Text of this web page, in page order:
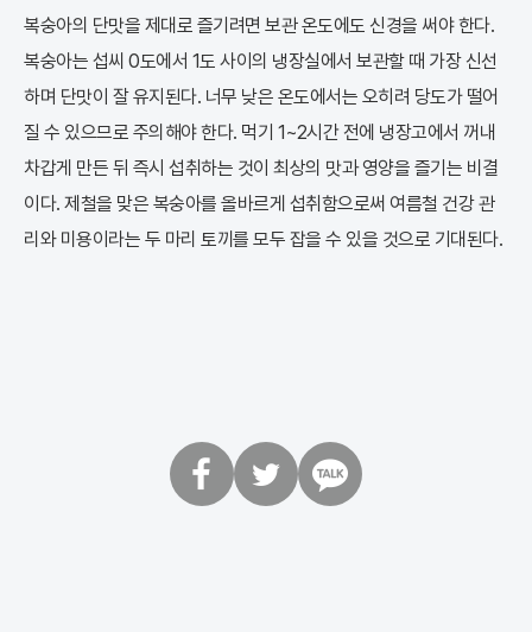
복숭아의 단맛을 제대로 즐기려면 보관 온도에도 신경을 써야 한다.
복숭아는 섭씨 0도에서 1도 사이의 냉장실에서 보관할 때 가장 신선
하며 단맛이 잘 유지된다. 너무 낮은 온도에서는 오히려 당도가 떨어
질 수 있으므로 주의해야 한다. 먹기 1~2시간 전에 냉장고에서 꺼내
차갑게 만든 뒤 즉시 섭취하는 것이 최상의 맛과 영양을 즐기는 비결
이다. 제철을 맞은 복숭아를 올바르게 섭취함으로써 여름철 건강 관
리와 미용이라는 두 마리 토끼를 모두 잡을 수 있을 것으로 기대된다.